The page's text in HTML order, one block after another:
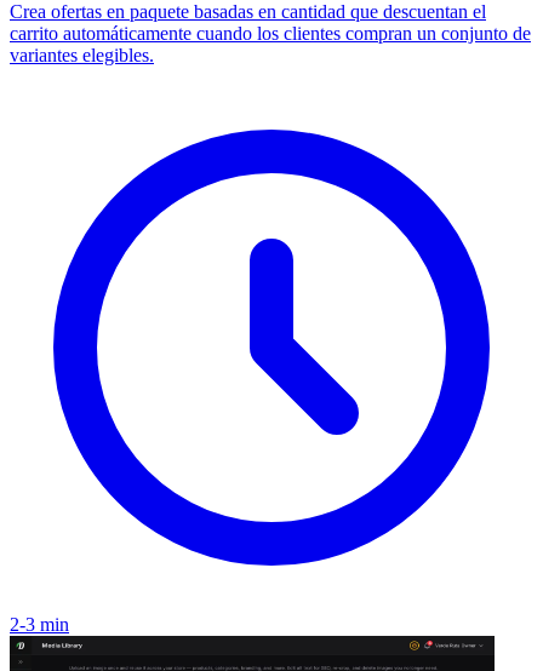
Crea ofertas en paquete basadas en cantidad que descuentan el
carrito automáticamente cuando los clientes compran un conjunto de
variantes elegibles.
2-3 min